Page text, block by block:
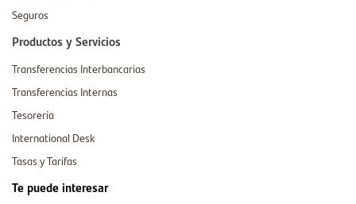
Seguros
Productos y Servicios
Transferencias Interbancarias
Transferencias Internas
Tesorería
International Desk
Tasas y Tarifas
Te puede interesar